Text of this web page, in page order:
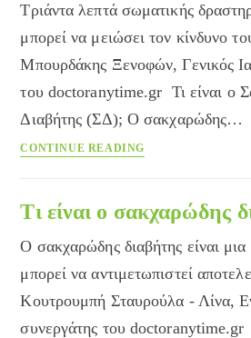
Τριάντα λεπτά σωματικής
μπορεί να μειώσει τον κίνδυνο
Μπουρδάκης Ξενοφών, Γενικός
του doctoranytime.gr Τι είναι ο
Διαβήτης (ΣΔ); Ο σακχαρώδης…
CONTINUE READING
προφυλάξου
Τι είναι ο σακχαρώδης
Ο σακχαρώδης διαβήτης είναι
μπορεί να αντιμετωπιστεί
Κουτρουμπή Σταυρούλα - Λίνα,
συνεργάτης του